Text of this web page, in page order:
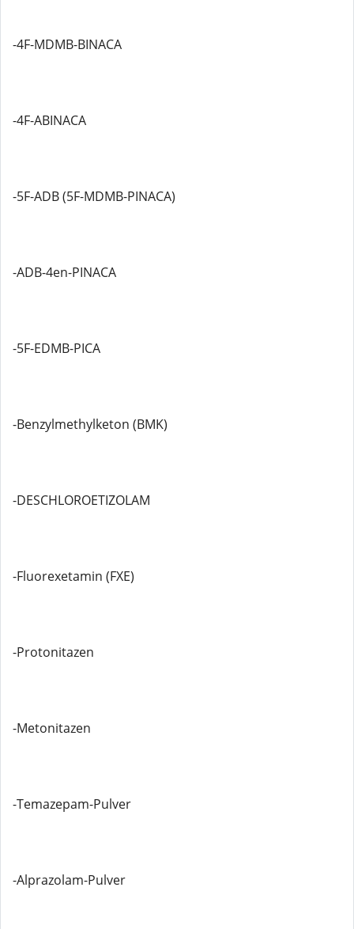
-4F-MDMB-BINACA
-4F-ABINACA
-5F-ADB (5F-MDMB-PINACA)
-ADB-4en-PINACA
-5F-EDMB-PICA
-Benzylmethylketon (BMK)
-DESCHLOROETIZOLAM
-Fluorexetamin (FXE)
-Protonitazen
-Metonitazen
-Temazepam-Pulver
-Alprazolam-Pulver